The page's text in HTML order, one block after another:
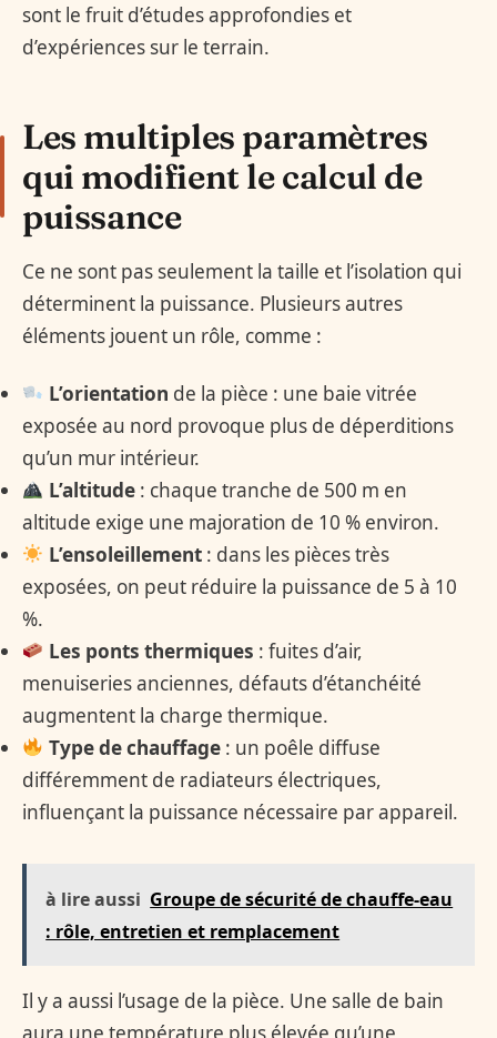
sont le fruit d’études approfondies et
d’expériences sur le terrain.
Les multiples paramètres
qui modifient le calcul de
puissance
Ce ne sont pas seulement la taille et l’isolation qui
déterminent la puissance. Plusieurs autres
éléments jouent un rôle, comme :
L’orientation de la pièce : une baie vitrée
exposée au nord provoque plus de déperditions
qu’un mur intérieur.
L’altitude: chaque tranche de 500 m en
altitude exige une majoration de 10 % environ.
L’ensoleillement: dans les pièces très
exposées, on peut réduire la puissance de 5 à 10
%.
Les ponts thermiques : fuites d’air,
menuiseries anciennes, défauts d’étanchéité
augmentent la charge thermique.
Type de chauffage: un poêle diffuse
différemment de radiateurs électriques,
influençant la puissance nécessaire par appareil.
à lire aussi Groupe de sécurité de chauffe-eau
: rôle, entretien et remplacement
Il y a aussi l’usage de la pièce. Une salle de bain